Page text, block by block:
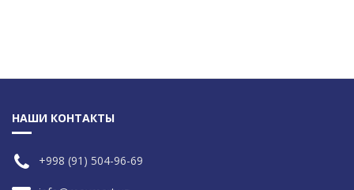
НАШИ КОНТАКТЫ
+998 (91) 504-96-69